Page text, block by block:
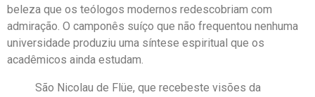
beleza que os teólogos modernos redescobriam com
admiração. O camponês suíço que não frequentou nenhuma
universidade produziu uma síntese espiritual que os
acadêmicos ainda estudam.
São Nicolau de Flüe, que recebeste visões da